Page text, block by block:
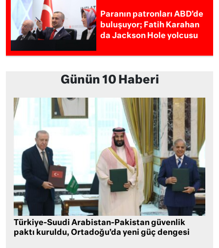
Paranın patronları ABD’de
buluşuyor; Fatih Karahan
da Jackson Hole yolcusu
Günün 10 Haberi
Türkiye-Suudi Arabistan-Pakistan güvenlik
paktı kuruldu, Ortadoğu’da yeni güç dengesi